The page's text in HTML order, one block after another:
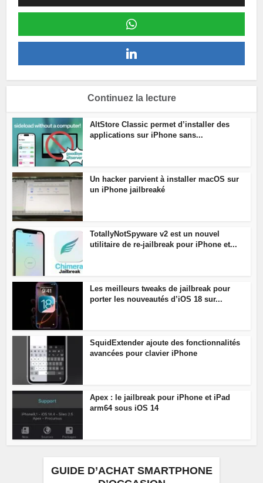
Continuez la lecture
AltStore Classic permet d’installer des
applications sur iPhone sans...
Un hacker parvient à installer macOS sur
un iPhone jailbreaké
TotallyNotSpyware v2 est un nouvel
utilitaire de re-jailbreak pour iPhone et...
Les meilleurs tweaks de jailbreak pour
porter les nouveautés d’iOS 18 sur...
SquidExtender ajoute des fonctionnalités
avancées pour clavier iPhone
Apex : le jailbreak pour iPhone et iPad
arm64 sous iOS 14
GUIDE D’ACHAT SMARTPHONE